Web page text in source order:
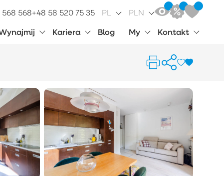
568 568+48 58 520 75 35 PL PLN
Kariera Blog My Kontakt